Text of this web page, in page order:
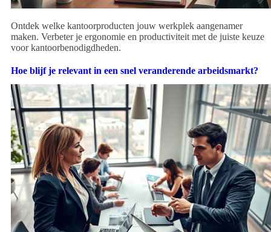
Ontdek welke kantoorproducten jouw werkplek aangenamer
maken. Verbeter je ergonomie en productiviteit met de juiste keuze
voor kantoorbenodigdheden.
Hoe blijf je relevant in een snel veranderende arbeidsmarkt?